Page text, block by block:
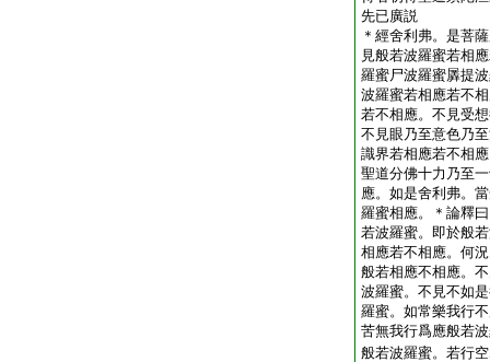
先已廣説
＊ 經舍利弗。是菩
見般若波羅蜜若相
羅蜜尸波羅蜜羼提
波羅蜜若相應若不
若不相應。不見受
不見眼乃至意色乃
識界若相應若不相
聖道分佛十力乃至
應。如是舍利弗。
羅蜜相應。＊ 論釋
若波羅蜜。即於般
相應若不相應。何
般若相應不相應。
波羅蜜。不見不如
羅蜜。如常樂我行
苦無我行爲應般若
般若波羅蜜。若行